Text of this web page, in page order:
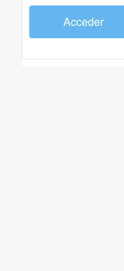
Acceder